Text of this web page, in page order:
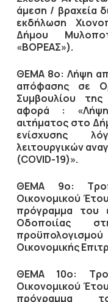
άμεση / βραχεία
εκδήλωση
Δήμου
«ΒΟΡΕΑΣ»).
ΘΕΜΑ 8ο: Λήψη
απόφασης σε
Συμβουλίου
αφορά :
αιτήματος στο
ενίσχυσης
λειτουργικών
(COVID-19)».
ΘΕΜΑ 9ο:
Οικονομικού
πρόγραμμα του
Οδοποιίας
Οικονομικής
ΘΕΜΑ 10ο:
Οικονομικού
πρόγραμμα